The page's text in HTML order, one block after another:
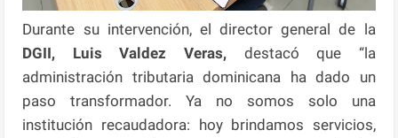
Durante su intervención, el director general de la
DGII, Luis Valdez Veras, destacó que “la
administración tributaria dominicana ha dado un
paso transformador. Ya no somos solo una
institución recaudadora: hoy brindamos servicios,